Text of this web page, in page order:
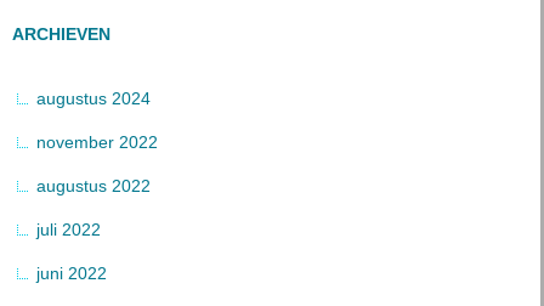
ARCHIEVEN
augustus 2024
november 2022
augustus 2022
juli 2022
juni 2022